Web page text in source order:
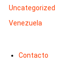
Uncategorized
Venezuela
Contacto